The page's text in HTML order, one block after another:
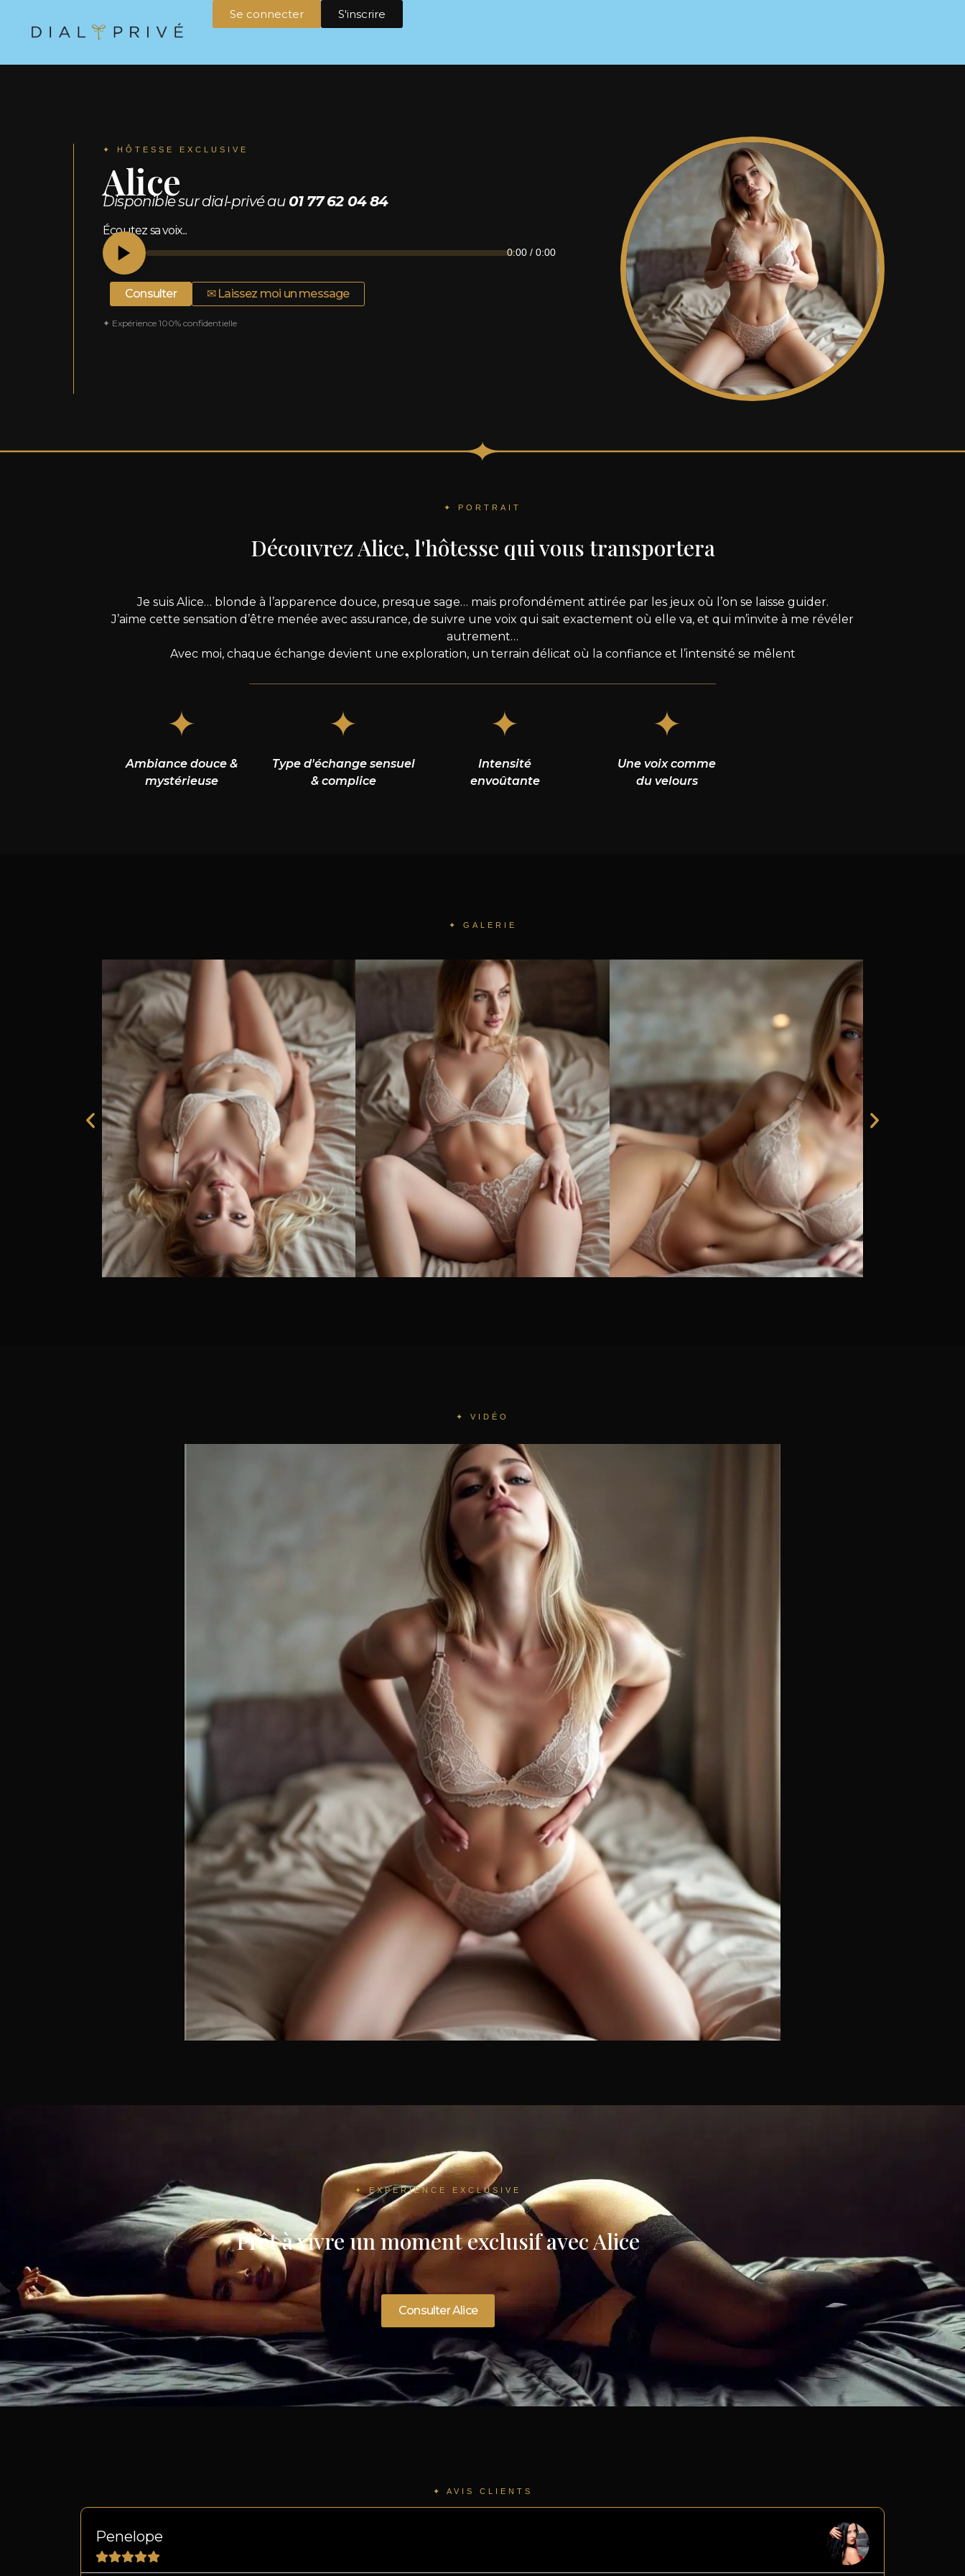
Se connecter S'inscrire
✦ HÔTESSE EXCLUSIVE
Alice
Disponible sur dial-privé au 01 77 62 04 84
Écoutez sa voix...
0:00 /0:00
Consulter ✉ Laissez moi un message
✦ Expérience 100% confidentielle
✦ PORTRAIT
Découvrez Alice, l'hôtesse qui vous transportera
Je suis Alice… blonde à l’apparence douce, presque sage… mais profondément attirée par les jeux où l’on se laisse guider.
J’aime cette sensation d’être menée avec assurance, de suivre une voix qui sait exactement où elle va, et qui m’invite à me révéler
autrement…
Avec moi, chaque échange devient une exploration, un terrain délicat où la confiance et l’intensité se mêlent
✦
Ambiance douce &
mystérieuse
✦
Type d'échange sensuel
& complice
✦
Intensité
envoûtante
✦
Une voix comme
du velours
✦ GALERIE
✦ VIDÉO
✦ EXPÉRIENCE EXCLUSIVE
Prêt à vivre un moment exclusif avec Alice
Consulter Alice
✦ AVIS CLIENTS
Penelope